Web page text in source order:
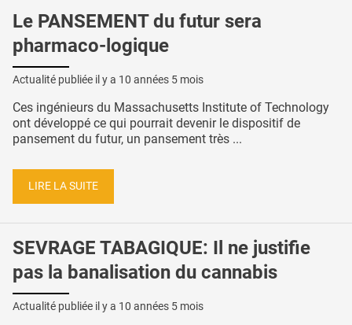
Le PANSEMENT du futur sera
pharmaco-logique
Actualité publiée il y a 10 années 5 mois
Ces ingénieurs du Massachusetts Institute of Technology
ont développé ce qui pourrait devenir le dispositif de
pansement du futur, un pansement très ...
LIRE LA SUITE
SEVRAGE TABAGIQUE: Il ne justifie
pas la banalisation du cannabis
Actualité publiée il y a 10 années 5 mois